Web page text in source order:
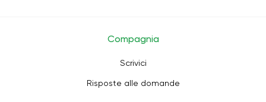
Compagnia
Scrivici
Risposte alle domande